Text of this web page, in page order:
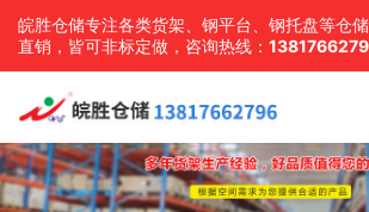
皖胜仓储专注各类货架、钢平台、钢托盘等仓
直销，皆可非标定做，咨询热线：